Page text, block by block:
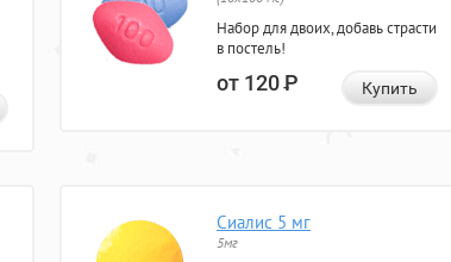
Набор для двоих, добавь страсти
в постель!
от 120Р Купить
Сиалис 5 мг
5мг